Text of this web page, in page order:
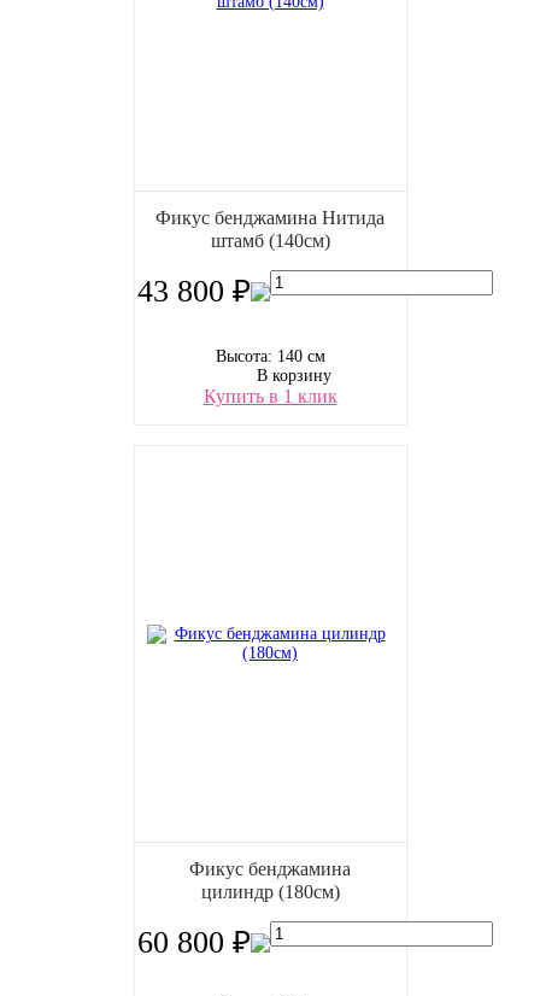
Фикус бенджамина Нитида
штамб (140см)
43 800 ₽
Высота: 140 см
В корзину
Купить в 1 клик
Фикус бенджамина
цилиндр (180см)
60 800 ₽